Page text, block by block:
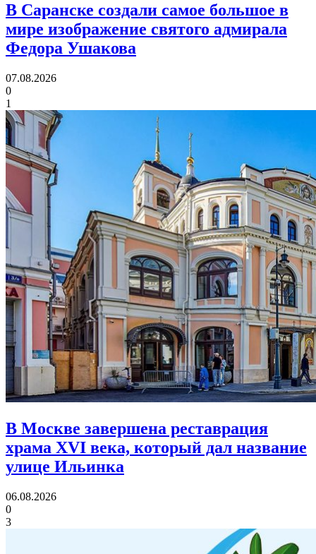
В Саранске создали самое большое в
мире изображение святого адмирала
Федора Ушакова
07.08.2026
0
1
В Москве завершена реставрация
храма XVI века, который дал название
улице Ильинка
06.08.2026
0
3